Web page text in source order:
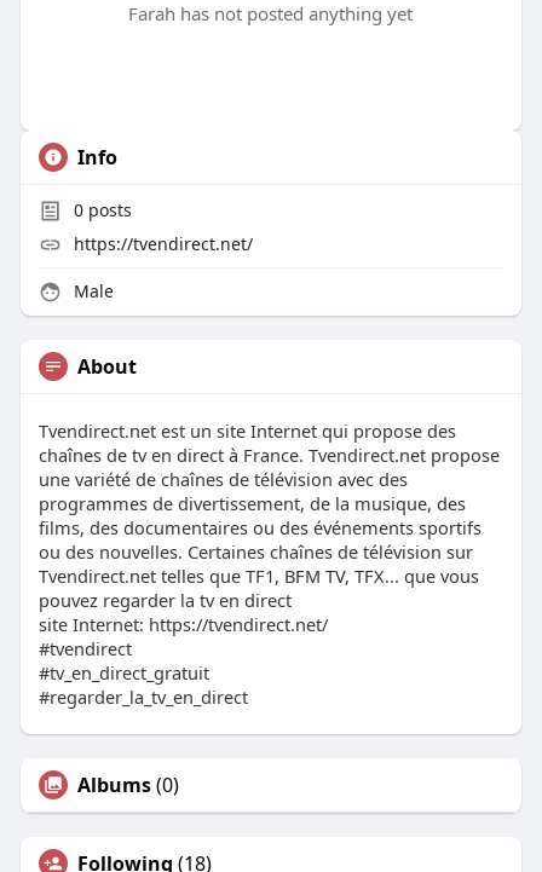
Farah has not posted anything yet
Info
0posts
https://tvendirect.net/
Male
About
Tvendirect.net est un site Internet qui propose des
chaînes de tv en direct à France. Tvendirect.net propose
une variété de chaînes de télévision avec des
programmes de divertissement, de la musique, des
films, des documentaires ou des événements sportifs
ou des nouvelles. Certaines chaînes de télévision sur
Tvendirect.net telles que TF1, BFM TV, TFX... que vous
pouvez regarder la tv en direct
site Internet: https://tvendirect.net/
#tvendirect
#tv_en_direct_gratuit
#regarder_la_tv_en_direct
Albums(0)
Following (18)